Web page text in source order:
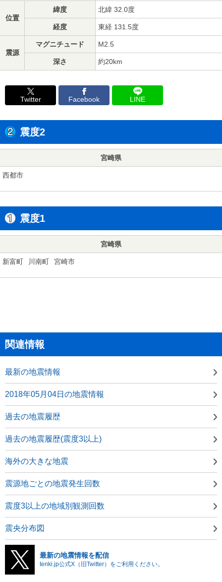
位置
緯度 北緯 32.0度
経度 東経 131.5度
震源
マグニチュード M2.5
深さ 約20km
Twitter Facebook LINE
震度2
宮崎県
西都市
震度1
宮崎県
新富町 川南町 宮崎市
関連情報
最新の地震情報
2018年05月04日の地震情報
過去の地震履歴
過去の地震履歴(震度3以上)
海外の大きな地震
震源地ごとの地震発生回数
震度3以上の地域別観測回数
震央分布図
最新の地震情報を配信
tenki.jp公式X（旧Twitter）をご利用ください。